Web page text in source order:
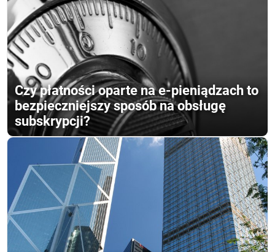
Czy płatności oparte na e-pieniądzach to
bezpieczniejszy sposób na obsługę
subskrypcji?